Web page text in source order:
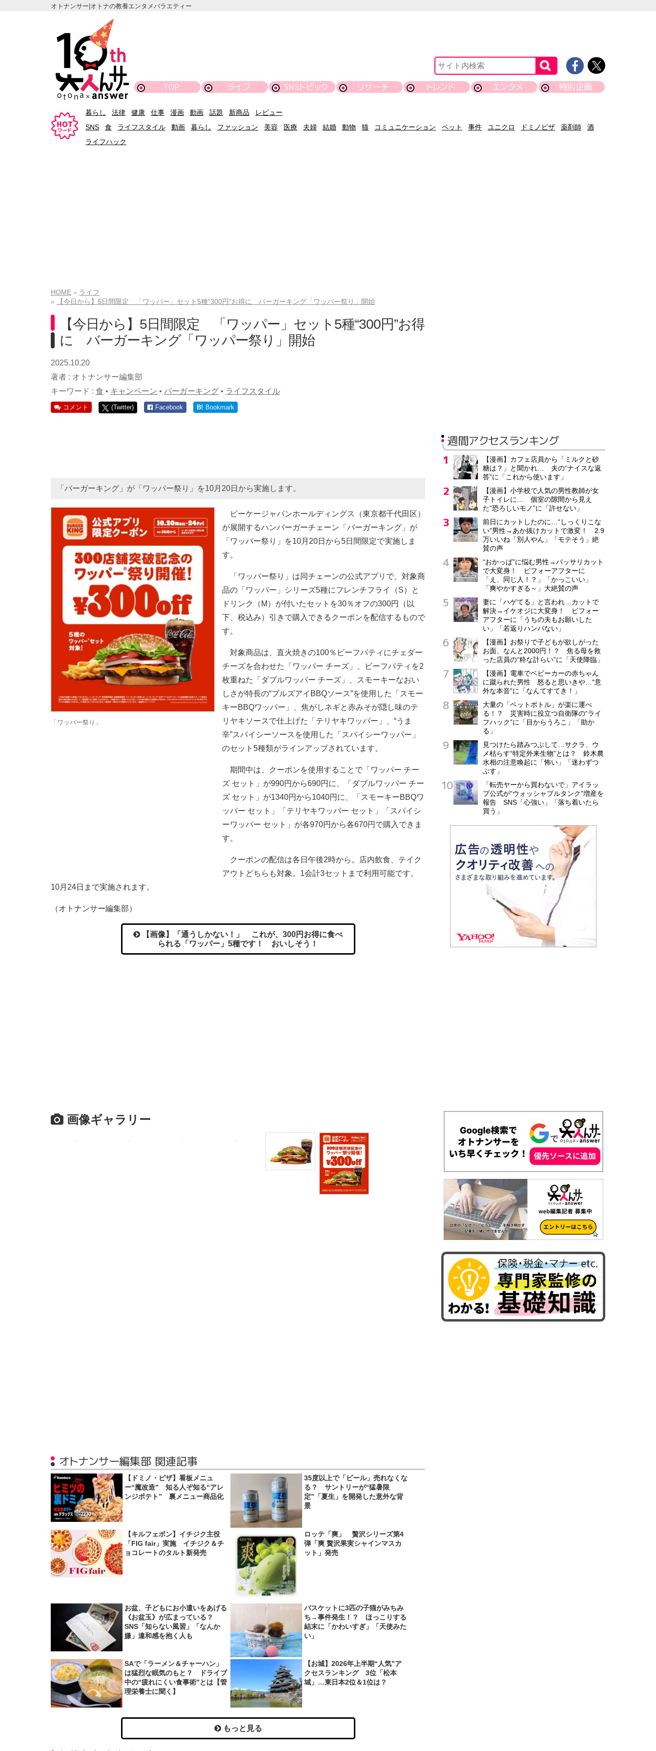
オトナンサー|オトナの教養エンタメバラエティー
TOP ライフ SNSトピック リサーチ トレンド エンタメ 特別企画
暮らし 法律 健康 仕事 漫画 動画 話題 新商品
レビュー
SNS
食 ライフスタイル 動画 暮らし ファッション 美容 医療 夫婦 結婚 動物 猫 コミュニケーション ペット 事件 ユニクロ ドミノピザ 薬剤師
酒
ライフハック
HOME
ライフ
【今日から】5日間限定 「ワッパー」セット5種“300円”お得に バーガーキング「ワッパー祭り」開始
【今日から】5日間限定 「ワッパー」セット5種“300円”お得
に バーガーキング「ワッパー祭り」開始
2025.10.20
著者 : オトナンサー編集部
キーワード : 食 • キャンペーン • バーガーキング • ライフスタイル
コメント (Twitter) Facebook B! Bookmark
「バーガーキング」が「ワッパー祭り」を10月20日から実施します。
「ワッパー祭り」
ビーケージャパンホールディングス（東京都千代田区）
が展開するハンバーガーチェーン「バーガーキング」が
「ワッパー祭り」を10月20日から5日間限定で実施しま
す。
「ワッパー祭り」は同チェーンの公式アプリで、対象商
品の「ワッパー」シリーズ5種にフレンチフライ（S）と
ドリンク（M）が付いたセットを30％オフの300円（以
下、税込み）引きで購入できるクーポンを配信するもので
す。
対象商品は、直火焼きの100％ビーフパティにチェダー
チーズを合わせた「ワッパー チーズ」、ビーフパティを2
枚重ねた「ダブルワッパー チーズ」、スモーキーなおい
しさが特長の“ブルズアイBBQソース”を使用した「スモー
キーBBQワッパー」、焦がしネギと赤みそが隠し味のテ
リヤキソースで仕上げた「テリヤキワッパー」、“うま
辛”スパイシーソースを使用した「スパイシーワッパー」
のセット5種類がラインアップされています。
期間中は、クーポンを使用することで「ワッパー チー
ズ セット」が990円から690円に、「ダブルワッパー チー
ズ セット」が1340円から1040円に、「スモーキーBBQワ
ッパー セット」「テリヤキワッパー セット」「スパイシ
ーワッパー セット」が各970円から各670円で購入できま
す。
クーポンの配信は各日午後2時から。店内飲食、テイク
アウトどちらも対象。1会計3セットまで利用可能です。
10月24日まで実施されます。
（オトナンサー編集部）
【画像】「通うしかない！」 これが、300円お得に食べ
られる「ワッパー」5種です！ おいしそう！
画像ギャラリー
オトナンサー編集部 関連記事
【ドミノ・ピザ】看板メニュ
ー“魔改造” 知る人ぞ知る“アレ
ンジポテト” 裏メニュー商品化
35度以上で「ビール」売れなくな
る？ サントリーが“猛暑限
定”「夏生」を開発した意外な背
景
【キルフェボン】イチジク主役
「FIG fair」実施 イチジク＆チ
ョコレートのタルト新発売
ロッテ「爽」 贅沢シリーズ第4
弾「爽 贅沢果実シャインマスカ
ット」発売
お盆、子どもにお小遣いをあげる
《お盆玉》が広まっている？
SNS「知らない風習」「なんか
嫌」違和感を抱く人も
バスケットに3匹の子猫がみちみ
ち→事件発生！？ ほっこりする
結末に「かわいすぎ」「天使みた
い」
SAで「ラーメン＆チャーハン」
は猛烈な眠気のもと？ ドライブ
中の“疲れにくい食事術”とは【管
理栄養士に聞く】
【お城】2026年上半期“人気”ア
クセスランキング 3位「松本
城」…東日本2位＆1位は？
もっと見る
週間アクセスランキング
【漫画】カフェ店員から「ミルクと砂
糖は？」と聞かれ… 夫の“ナイスな返
答”に「これから使います」
【漫画】小学校で人気の男性教師が女
子トイレに… 個室の隙間から見え
た“恐ろしいモノ”に「許せない」
前日にカットしたのに…“しっくりこな
い”男性→あか抜けカットで激変！ 2.9
万いいね「別人やん」「モテそう」絶
賛の声
“おかっぱ”に悩む男性→バッサリカット
で大変身！ ビフォーアフターに
「え、同じ人！？」「かっこいい」
「爽やかすぎる～」大絶賛の声
妻に「ハゲてる」と言われ…カットで
解決→イケオジに大変身！ ビフォー
アフターに「うちの夫もお願いした
い」「若返りハンパない」
【漫画】お祭りで子どもが欲しがった
お面、なんと2000円！？ 焦る母を救
った店員の“粋な計らい”に「天使降臨」
【漫画】電車でベビーカーの赤ちゃん
に蹴られた男性 怒ると思いきや…“意
外な本音”に「なんてすてき！」
大量の「ペットボトル」が楽に運べ
る！？ 災害時に役立つ自衛隊の“ライ
フハック”に「目からうろこ」「助か
る」
見つけたら踏みつぶして…サクラ、ウ
メ枯らす“特定外来生物”とは？ 鈴木農
水相の注意喚起に「怖い」「迷わずつ
ぶす」
「転売ヤーから買わないで」アイラッ
プ公式が“ウォッシャブルタンク”増産を
報告 SNS「心強い」「落ち着いたら
買う」